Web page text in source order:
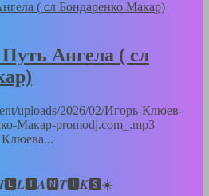
Ангела ( сл
uploads/2026/02/Игорь-Клюев-
Макар-promodj.com_.mp3
Клюева...